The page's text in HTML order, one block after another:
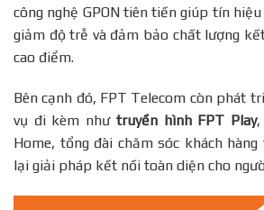
công nghệ GPON tiên tiến giúp tín
giảm độ trễ và đảm bảo chất lượng
cao điểm.
Bên cạnh đó, FPT Telecom còn phát
vụ đi kèm nhưtruyền hình FPT Play,
Home, tổng đài chăm sóc khách
lại giải pháp kết nối toàn diện cho